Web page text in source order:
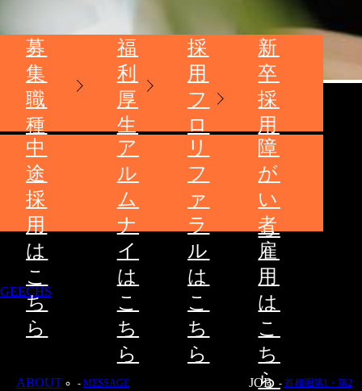
募
集
職
種
福
利
厚
生
採
用
フ
ロ
ー
新
卒
採
用
は
こ
ち
ら
中
途
採
用
は
こ
ち
ら
ア
ル
ム
ナ
イ
は
こ
ち
ら
リ
フ
ァ
ラ
ル
は
こ
ち
ら
障
が
い
者
雇
用
は
こ
ち
ら
GEECHS
ABOUT
MESSAGE
JOB
首都圏第1・第2